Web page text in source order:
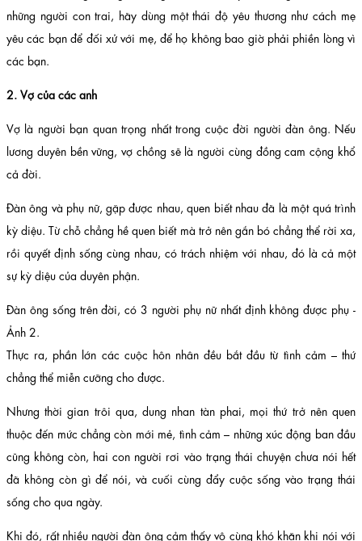
những người con trai, hãy dùng một thái độ yêu thương như cách mẹ
yêu các bạn để đối xử với mẹ, để họ không bao giờ phải phiền lòng vì
các bạn.
2. Vợ của các anh
Vợ là người bạn quan trọng nhất trong cuộc đời người đàn ông. Nếu
lương duyên bền vững, vợ chồng sẽ là người cùng đồng cam cộng khổ
cả đời.
Đàn ông và phụ nữ, gặp được nhau, quen biết nhau đã là một quá trình
kỳ diệu. Từ chỗ chẳng hề quen biết mà trở nên gắn bó chẳng thể rời xa,
rồi quyết định sống cùng nhau, có trách nhiệm với nhau, đó là cả một
sự kỳ diệu của duyên phận.
Đàn ông sống trên đời, có 3 người phụ nữ nhất định không được phụ -
Ảnh 2.
Thực ra, phần lớn các cuộc hôn nhân đều bắt đầu từ tình cảm – thứ
chẳng thể miễn cưỡng cho được.
Nhưng thời gian trôi qua, dung nhan tàn phai, mọi thứ trở nên quen
thuộc đến mức chẳng còn mới mẻ, tình cảm – những xúc động ban đầu
cũng không còn, hai con người rơi vào trạng thái chuyện chưa nói hết
đã không còn gì để nói, và cuối cùng đẩy cuộc sống vào trạng thái
sống cho qua ngày.
Khi đó, rất nhiều người đàn ông cảm thấy vô cùng khó khăn khi nói với